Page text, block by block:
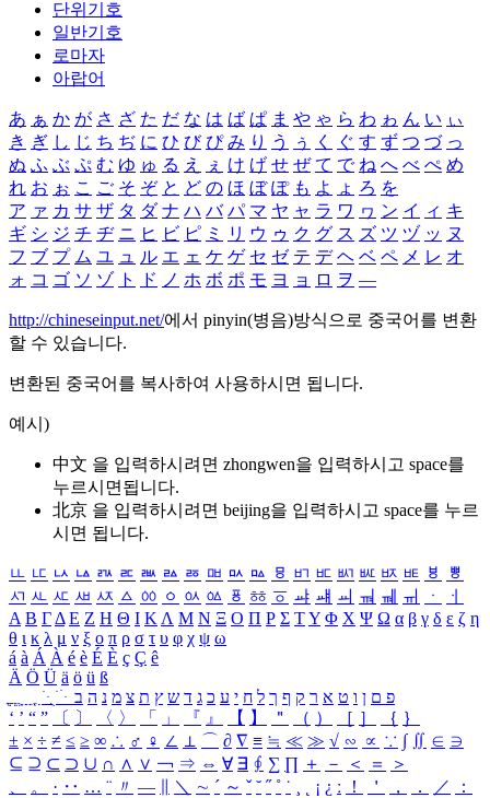
단위기호
일반기호
로마자
아랍어
あ ぁ か が さ ざ た だ な は ば ぱ ま や ゃ ら わ ゎ ん い ぃ
き ぎ し じ ち ぢ に ひ び ぴ み り う ぅ く ぐ す ず つ づ っ
ぬ ふ ぶ ぷ む ゆ ゅ る え ぇ け げ せ ぜ て で ね へ べ ぺ め
れ お ぉ こ ご そ ぞ と ど の ほ ぼ ぽ も よ ょ ろ を
ア ァ カ サ ザ タ ダ ナ ハ バ パ マ ヤ ャ ラ ワ ヮ ン イ ィ キ
ギ シ ジ チ ヂ ニ ヒ ビ ピ ミ リ ウ ゥ ク グ ス ズ ツ ヅ ッ ヌ
フ ブ プ ム ユ ュ ル エ ェ ケ ゲ セ ゼ テ デ ヘ ベ ペ メ レ オ
ォ コ ゴ ソ ゾ ト ド ノ ホ ボ ポ モ ヨ ョ ロ ヲ ―
http://chineseinput.net/에서 pinyin(병음)방식으로 중국어를 변환
할 수 있습니다.
변환된 중국어를 복사하여 사용하시면 됩니다.
예시)
中文 을 입력하시려면 zhongwen을 입력하시고 space를
누르시면됩니다.
北京 을 입력하시려면 beijing을 입력하시고 space를 누르
시면 됩니다.
ㅥ ㅦ ㅧ ㅨ ㅩ ㅪ ㅫ ㅬ ㅭ ㅮ ㅯ ㅰ ㅱ ㅲ ㅳ ㅴ ㅵ ㅶ ㅷ ㅸ
ㅹ
ㅺ ㅻ ㅼ ㅽ ㅾ ㅿ ㆀ ㆁ ㆂ ㆃ ㆄ ㆅ ㆆ ㆇ ㆈ ㆉ ㆊ ㆋ ㆌ ㆍ
ㆎ
Α Β ΓΔ Ε Ζ Η Θ Ι ΚΛ Μ Ν Ξ Ο Π Ρ Σ ΤΥ Φ Χ Ψ Ω α β γ δ ε ζ η
θ ι κ λ μ ν ξ ο π ρ σ τ υ φ χ ψ ω
á à Á À é è É È ç Ç ê
Ä Ö Ü ä ö ü ß
ִֶֹ ֻּ ׁׂ פ ם ן ו ט א ר ק ף ך ל ח י ע כ ג ד ש ץ ת צ מ נ ה ב
‘ ’ “ ” 〔 〕 〈 〉 「 」 『 』 【 】 ＂ （ ） ［ ］ ｛ ｝
± × ÷ ≠ ≤ ≥ ∞ ∴ ♂ ♀ ∠ ⊥ ⌒ ∂ ∇ ≡ ≒ ≪ ≫ √ ∽ ∝ ∵ ∫ ∬ ∈ ∋
⊆ ⊇ ⊂ ⊃ ∪ ∩ ∧ ∨ ￢ ⇒ ⇔ ∀ ∃ ∮ ∑ ∏ ＋ － ＜ ＝
＞
、
。 · ‥ … ¨ 〃 ― ＼ ∼ ´ ～ ˇ ˘ ˝ ˚ ˙ ¸ ¡ ¿ ː ！ ＇ ， ． ／
：